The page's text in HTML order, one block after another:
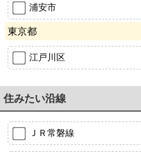
浦安市
東京都
江戸川区
住みたい沿線
ＪＲ常磐線